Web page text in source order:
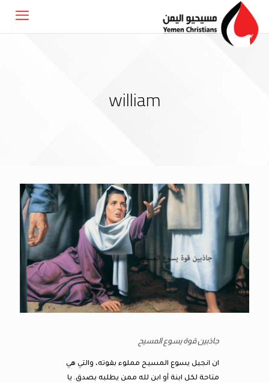
william
جاذبين قوة يسوع المسيح
ان انجيل يسوع المسيح مملوء بقوته، والتي هي
متاحة لكل ابنة أو ابن لله ممن يطلبه بصدق. يا